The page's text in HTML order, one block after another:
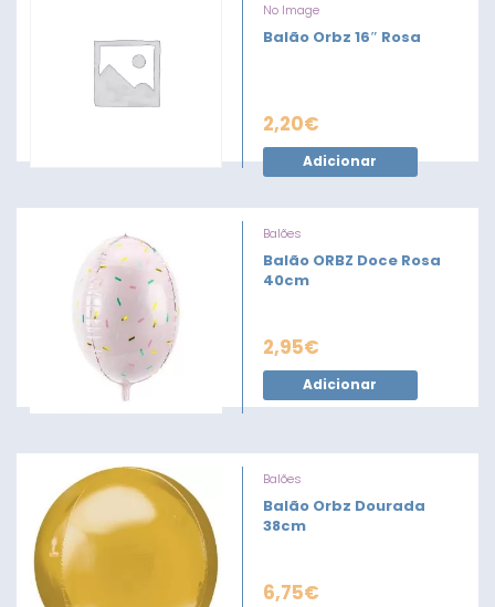
No Image
Balão Orbz 16″ Rosa
2,20€
Adicionar
Balões
Balão ORBZ Doce Rosa
40cm
2,95€
Adicionar
Balões
Balão Orbz Dourada
38cm
6,75€